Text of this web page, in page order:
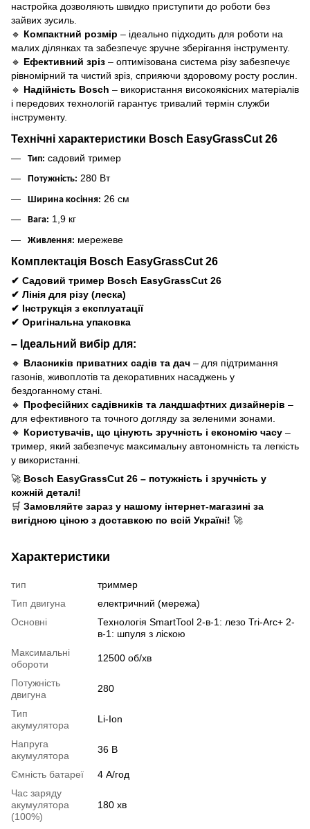
настройка дозволяють швидко приступити до роботи без
зайвих зусиль.
🔹 Компактний розмір – ідеально підходить для роботи на
малих ділянках та забезпечує зручне зберігання інструменту.
🔹 Ефективний зріз – оптимізована система різу забезпечує
рівномірний та чистий зріз, сприяючи здоровому росту рослин.
🔹 Надійність Bosch – використання високоякісних матеріалів
і передових технологій гарантує тривалий термін служби
інструменту.
Технічні характеристики Bosch EasyGrassCut 26
Тип: садовий тример
Потужність: 280 Вт
Ширина косіння: 26 см
Вага: 1,9 кг
Живлення: мережеве
Комплектація Bosch EasyGrassCut 26
✔ Садовий тример Bosch EasyGrassCut 26
✔ Лінія для різу (леска)
✔ Інструкція з експлуатації
✔ Оригінальна упаковка
– Ідеальний вибір для:
🔸 Власників приватних садів та дач – для підтримання
газонів, живоплотів та декоративних насаджень у
бездоганному стані.
🔸 Професійних садівників та ландшафтних дизайнерів –
для ефективного та точного догляду за зеленими зонами.
🔸 Користувачів, що цінують зручність і економію часу –
тример, який забезпечує максимальну автономність та легкість
у використанні.
🚀 Bosch EasyGrassCut 26 – потужність і зручність у
кожній деталі!
🛒 Замовляйте зараз у нашому інтернет-магазині за
вигідною ціною з доставкою по всій Україні! 🚀
Характеристики
тип
триммер
Тип двигуна
електричний (мережа)
Основні
Технологія SmartTool 2-в-1: лезо Tri-Arc+ 2-
в-1: шпуля з ліскою
Максимальні
обороти
12500 об/хв
Потужність
двигуна
280
Тип
акумулятора
Li-Ion
Напруга
акумулятора
36 В
Ємність батареї
4 А/год
Час заряду
акумулятора
(100%)
180 хв